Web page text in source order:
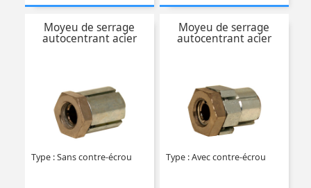
Moyeu de serrage
autocentrant acier
Type : Sans contre-écrou
Moyeu de serrage
autocentrant acier
Type : Avec contre-écrou